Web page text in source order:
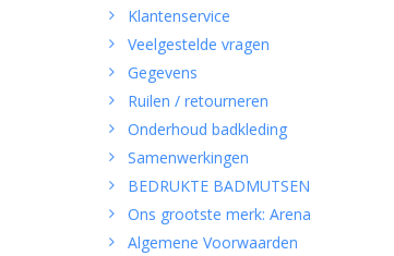
Klantenservice
Veelgestelde vragen
Gegevens
Ruilen / retourneren
Onderhoud badkleding
Samenwerkingen
BEDRUKTE BADMUTSEN
Ons grootste merk: Arena
Algemene Voorwaarden